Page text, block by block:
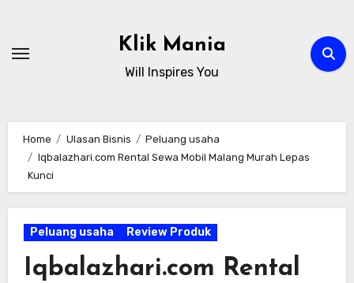
content
Klik Mania
Will Inspires You
Home Ulasan Bisnis
Peluang usaha
Iqbalazhari.com Rental Sewa Mobil Malang Murah Lepas
Kunci
Peluang usaha Review Produk
Iqbalazhari.com Rental